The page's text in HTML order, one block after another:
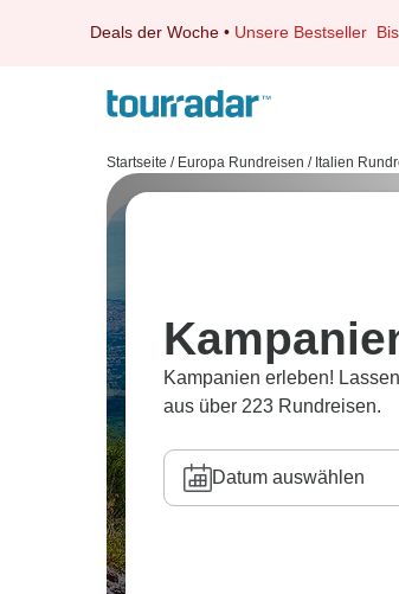
Deals der Woche • Unsere Bestseller
Startseite / Europa Rundreisen / Italien
Kampanien erleben!
aus über 223 Rundreisen.
Datum auswählen